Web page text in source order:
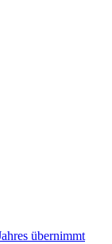
übernimmt